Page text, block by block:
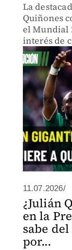
La
Quiñones
el Mundial
interés de
Chelsea y
equipos
11.07.2026/
¿Julián
en la
sabe
por...